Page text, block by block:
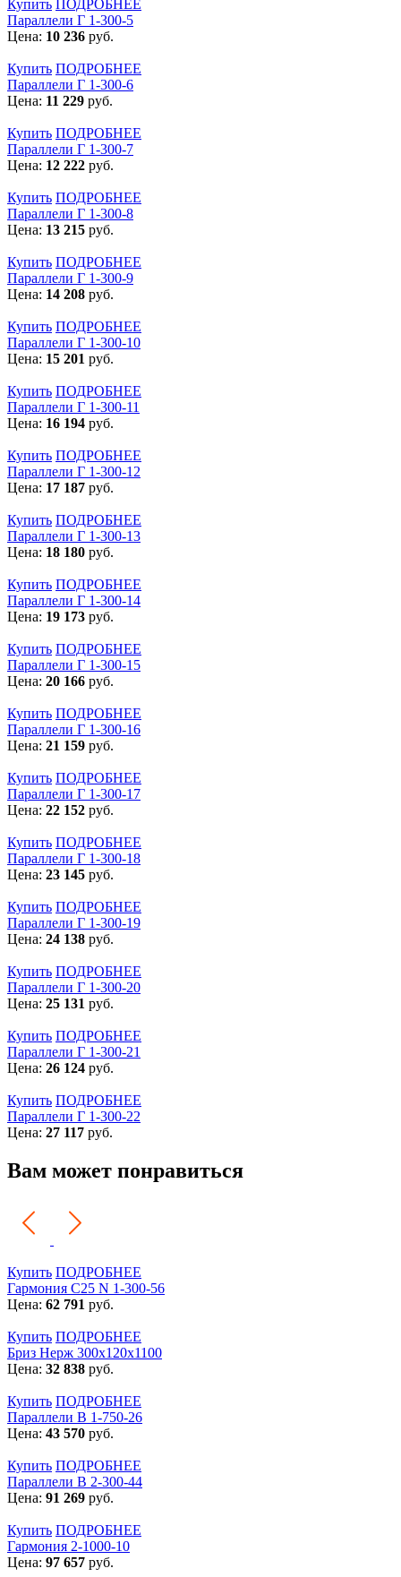
Купить
ПОДРОБНЕЕ
Параллели Г 1-300-5
Цена: 10 236 руб.
Купить ПОДРОБНЕЕ
Параллели Г 1-300-6
Цена: 11 229 руб.
Купить ПОДРОБНЕЕ
Параллели Г 1-300-7
Цена: 12 222 руб.
Купить ПОДРОБНЕЕ
Параллели Г 1-300-8
Цена: 13 215 руб.
Купить ПОДРОБНЕЕ
Параллели Г 1-300-9
Цена: 14 208 руб.
Купить ПОДРОБНЕЕ
Параллели Г 1-300-10
Цена: 15 201 руб.
Купить ПОДРОБНЕЕ
Параллели Г 1-300-11
Цена: 16 194 руб.
Купить ПОДРОБНЕЕ
Параллели Г 1-300-12
Цена: 17 187 руб.
Купить ПОДРОБНЕЕ
Параллели Г 1-300-13
Цена: 18 180 руб.
Купить ПОДРОБНЕЕ
Параллели Г 1-300-14
Цена: 19 173 руб.
Купить ПОДРОБНЕЕ
Параллели Г 1-300-15
Цена: 20 166 руб.
Купить ПОДРОБНЕЕ
Параллели Г 1-300-16
Цена: 21 159 руб.
Купить ПОДРОБНЕЕ
Параллели Г 1-300-17
Цена: 22 152 руб.
Купить ПОДРОБНЕЕ
Параллели Г 1-300-18
Цена: 23 145 руб.
Купить ПОДРОБНЕЕ
Параллели Г 1-300-19
Цена: 24 138 руб.
Купить ПОДРОБНЕЕ
Параллели Г 1-300-20
Цена: 25 131 руб.
Купить ПОДРОБНЕЕ
Параллели Г 1-300-21
Цена: 26 124 руб.
Купить ПОДРОБНЕЕ
Параллели Г 1-300-22
Цена: 27 117 руб.
Вам может понравиться
Купить ПОДРОБНЕЕ
Гармония С25 N 1-300-56
Цена: 62 791 руб.
Купить ПОДРОБНЕЕ
Бриз Нерж 300х120х1100
Цена: 32 838 руб.
Купить ПОДРОБНЕЕ
Параллели В 1-750-26
Цена: 43 570 руб.
Купить ПОДРОБНЕЕ
Параллели В 2-300-44
Цена: 91 269 руб.
Купить ПОДРОБНЕЕ
Гармония 2-1000-10
Цена: 97 657 руб.